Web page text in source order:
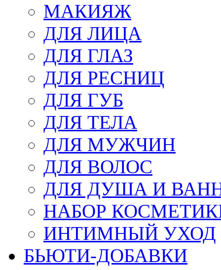
МАКИЯЖ
ДЛЯ ЛИЦА
ДЛЯ ГЛАЗ
ДЛЯ РЕСНИЦ
ДЛЯ ГУБ
ДЛЯ ТЕЛА
ДЛЯ МУЖЧИН
ДЛЯ ВОЛОС
ДЛЯ ДУША И
НАБОР
ИНТИМНЫЙ УХОД
БЬЮТИ-ДОБАВКИ